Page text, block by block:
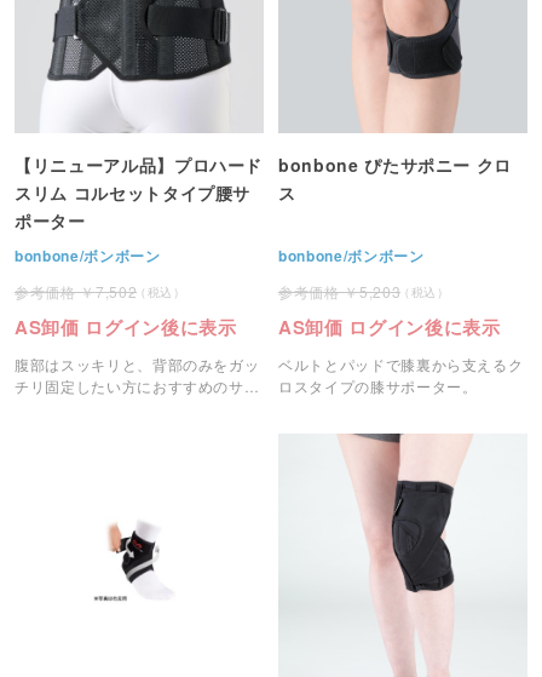
【リニューアル品】プロハード
スリム コルセットタイプ腰サ
ポーター
bonbone/ボンボーン
7,502
AS卸価 ログイン後に表示
腹部はスッキリと、背部のみをガッ
チリ固定したい方におすすめのサポ
bonbone ぴたサポニー クロ
ス
bonbone/ボンボーン
5,203
AS卸価 ログイン後に表示
ベルトとパッドで膝裏から支えるク
ロスタイプの膝サポーター。